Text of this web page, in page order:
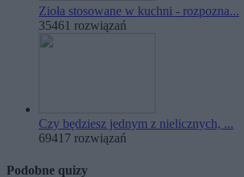
Zioła stosowane w kuchni - rozpozna...
35461 rozwiązań
Czy będziesz jednym z nielicznych, ...
69417 rozwiązań
Podobne quizy